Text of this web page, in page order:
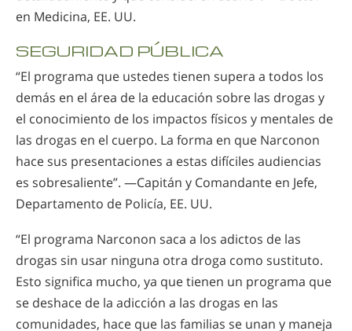
en Medicina, EE. UU.
SEGURIDAD PÚBLICA
“El programa que ustedes tienen supera a todos los
demás en el área de la educación sobre las drogas y
el conocimiento de los impactos físicos y mentales de
las drogas en el cuerpo. La forma en que Narconon
hace sus presentaciones a estas difíciles audiencias
es sobresaliente”. —Capitán y Comandante en Jefe,
Departamento de Policía, EE. UU.
“El programa Narconon saca a los adictos de las
drogas sin usar ninguna otra droga como sustituto.
Esto significa mucho, ya que tienen un programa que
se deshace de la adicción a las drogas en las
comunidades, hace que las familias se unan y maneja